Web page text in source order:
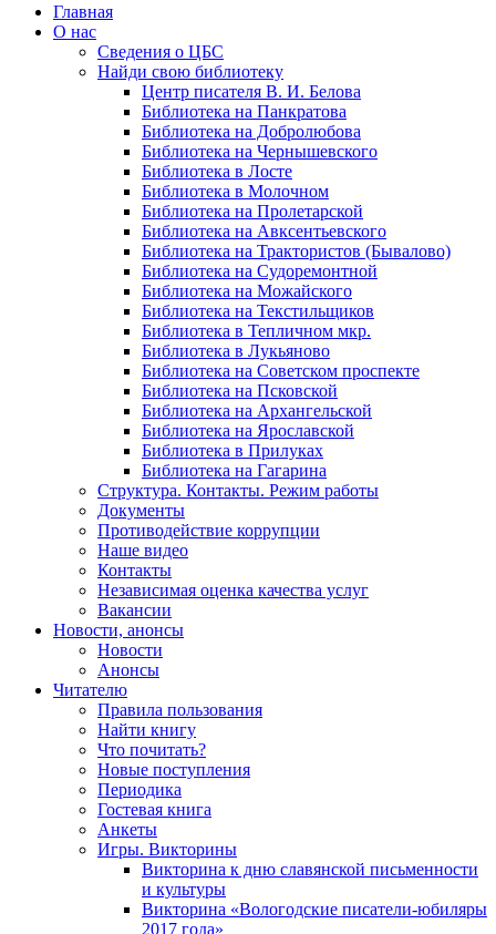
Главная
О нас
Сведения о ЦБС
Найди свою библиотеку
Центр писателя В. И. Белова
Библиотека на Панкратова
Библиотека на Добролюбова
Библиотека на Чернышевского
Библиотека в Лосте
Библиотека в Молочном
Библиотека на Пролетарской
Библиотека на Авксентьевского
Библиотека на Трактористов (Бывалово)
Библиотека на Судоремонтной
Библиотека на Можайского
Библиотека на Текстильщиков
Библиотека в Тепличном мкр.
Библиотека в Лукьяново
Библиотека на Советском проспекте
Библиотека на Псковской
Библиотека на Архангельской
Библиотека на Ярославской
Библиотека в Прилуках
Библиотека на Гагарина
Структура. Контакты. Режим работы
Документы
Противодействие коррупции
Наше видео
Контакты
Независимая оценка качества услуг
Вакансии
Новости, анонсы
Новости
Анонсы
Читателю
Правила пользования
Найти книгу
Что почитать?
Новые поступления
Периодика
Гостевая книга
Анкеты
Игры. Викторины
Викторина к дню славянской письменности
и культуры
Викторина «Вологодские писатели-юбиляры
2017 года»